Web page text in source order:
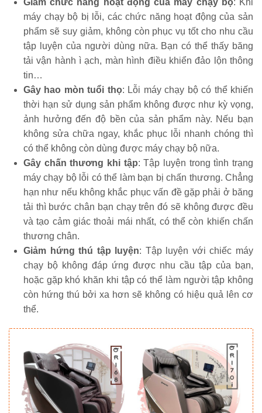
Giảm chức năng hoạt động của máy chạy bộ: Khi
máy chạy bộ bị lỗi, các chức năng hoạt động của sản
phẩm sẽ suy giảm, không còn phục vụ tốt cho nhu cầu
tập luyện của người dùng nữa. Bạn có thể thấy băng
tải vận hành ì ạch, màn hình điều khiển đảo lộn thông
tin…
Gây hao mòn tuổi thọ: Lỗi máy chạy bộ có thể khiến
thời hạn sử dụng sản phẩm không được như kỳ vọng,
ảnh hưởng đến độ bền của sản phẩm này. Nếu bạn
không sửa chữa ngay, khắc phục lỗi nhanh chóng thì
có thể không còn dùng được máy chạy bộ nữa.
Gây chấn thương khi tập: Tập luyện trong tình trạng
máy chạy bộ lỗi có thể làm bạn bị chấn thương. Chẳng
hạn như nếu không khắc phục vấn đề gặp phải ở băng
tải thì bước chân bạn chạy trên đó sẽ không được đều
và tạo cảm giác thoải mái nhất, có thể còn khiến chấn
thương chân.
Giảm hứng thú tập luyện: Tập luyện với chiếc máy
chạy bộ không đáp ứng được nhu cầu tập của bạn,
hoặc gặp khó khăn khi tập có thể làm người tập không
còn hứng thú bởi xa hơn sẽ không có hiệu quả lên cơ
thể.